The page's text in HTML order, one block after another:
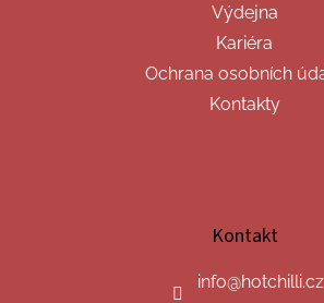
Výdejna
Kariéra
Ochrana osobních
Kontakty
Kontakt
info@hotchilli.cz